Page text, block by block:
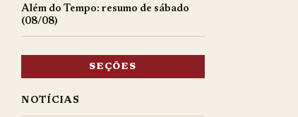
Além do Tempo: resumo de sábado
(08/08)
SEÇÕES
NOTÍCIAS